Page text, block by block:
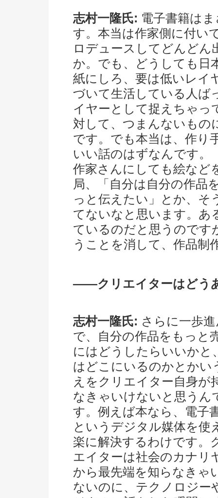
志村一隆氏: 電子書籍は
す。本当は作家側に付い
ロデュースしてどんど
か。でも、どうしても日
紙にしろ、要は低いレイ
づいて生活している人ば
イヤーとして捉えちゃっ
対して、つまんないもの
です。でも本当は、作り
いい話のはずなんです。
作家さんにしても絵など
局、「自分は自分の作品
っと伝えたい」とか、そ
てないなと思います。あ
ているのだと思うのです
うことを消して、作品制
――クリエイターはどう
志村一隆氏: さらに一歩
で、自分の作品をもっと
にはどうしたらいいかと
はどこにいるのかとかい
えをクリエイター自身が
なきゃいけないと思うん
す。例えば本なら、電子
というデジタル媒体を使
楽に解決するわけです。
エイターは社会のカナリ
から最先端を知らなきゃ
ないのに、テクノロジー